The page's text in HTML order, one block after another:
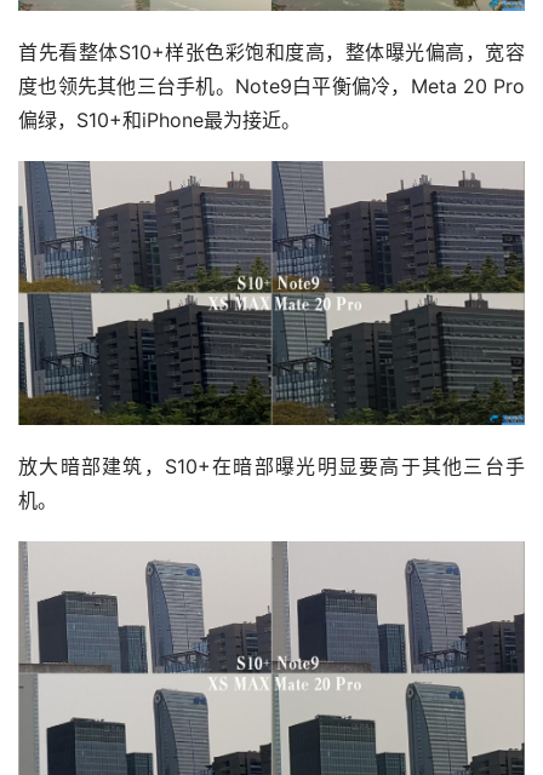
首先看整体S10+样张色彩饱和度高，整体曝光偏高，宽容
度也领先其他三台手机。Note9白平衡偏冷，Meta 20 Pro
偏绿，S10+和iPhone最为接近。
放大暗部建筑，S10+在暗部曝光明显要高于其他三台手
机。